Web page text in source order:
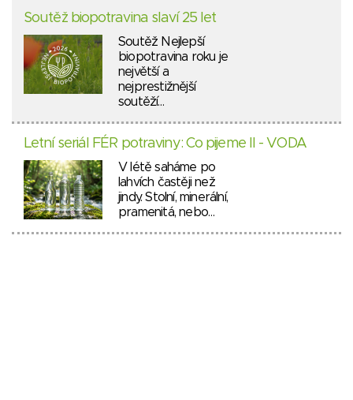
Soutěž biopotravina slaví 25 let
Soutěž Nejlepší
biopotravina roku je
největší a
nejprestižnější
soutěží…
Letní seriál FÉR potraviny: Co pijeme II - VODA
V létě saháme po
lahvích častěji než
jindy. Stolní, minerální,
pramenitá, nebo…